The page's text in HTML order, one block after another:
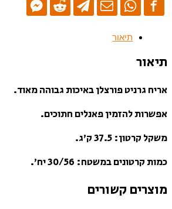
תיאור
תיאור
אריח גרניט פורצלן באיכות גבוהה מאוד.
אפשרות להזמין פאנלים חתוכים.
משקל קרטון: 37.5 ק’ג.
כמות קרטונים במשטח: 30/56 יח’.
מוצרים קשורים